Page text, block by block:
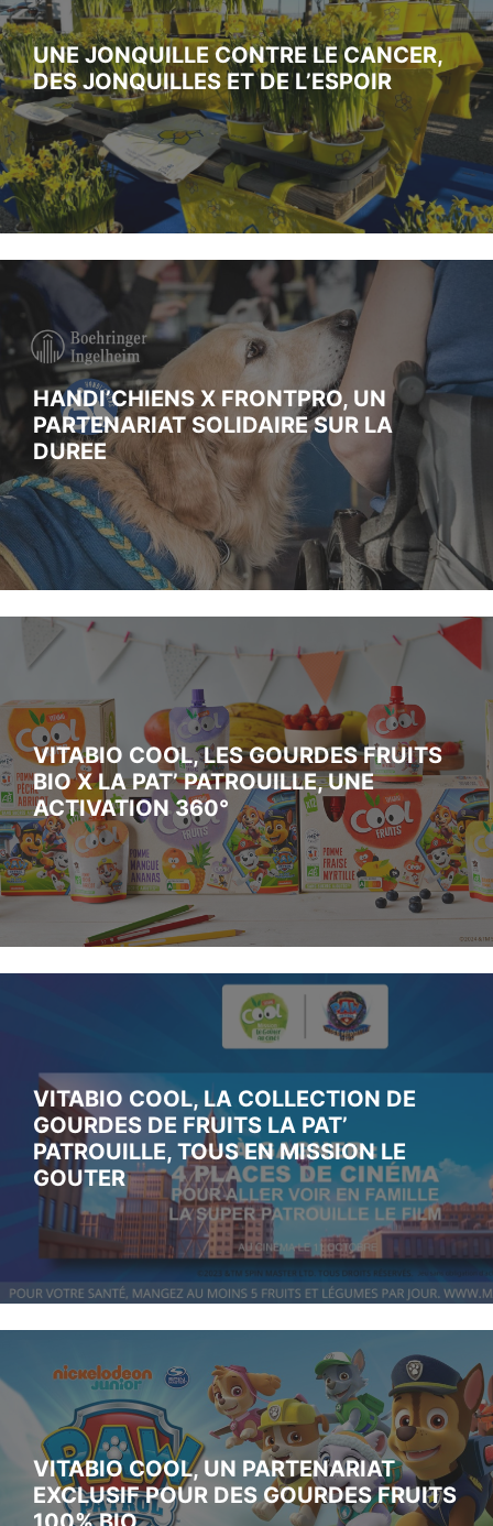
UNE JONQUILLE CONTRE LE CANCER,
DES JONQUILLES ET DE L’ESPOIR
HANDI’CHIENS X FRONTPRO, UN
PARTENARIAT SOLIDAIRE SUR LA
DUREE
VITABIO COOL, LES GOURDES FRUITS
BIO X LA PAT’ PATROUILLE, UNE
ACTIVATION 360°
VITABIO COOL, LA COLLECTION DE
GOURDES DE FRUITS LA PAT’
PATROUILLE, TOUS EN MISSION LE
GOUTER
VITABIO COOL, UN PARTENARIAT
EXCLUSIF POUR DES GOURDES FRUITS